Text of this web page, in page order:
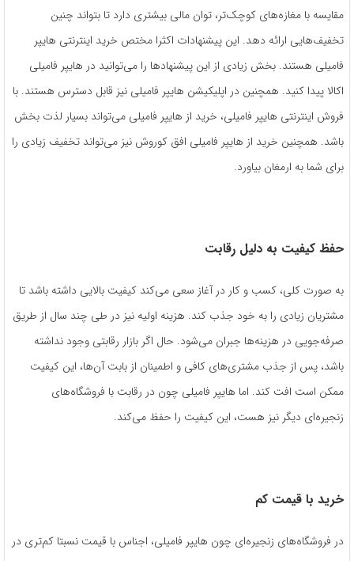
مقایسه با مغازه‌های کوچک‌تر، توان مالی بیشتری دارد تا بتواند چنین
تخفیف‌هایی ارائه دهد. این پیشنهادات اکثرا مختص خرید اینترنتی هایپر
فامیلی هستند. بخش زیادی از این پیشنهادها را می‌توانید در هایپر فامیلی
اکالا پیدا کنید. همچنین در اپلیکیشن هایپر فامیلی نیز قابل دسترس هستند. با
فروش اینترنتی هایپر فامیلی، خرید از هایپر فامیلی می‌تواند بسیار لذت بخش
باشد. همچنین خرید از هایپر فامیلی افق کوروش نیز می‌تواند تخفیف زیادی را
برای شما به ارمغان بیاورد.
حفظ کیفیت به دلیل رقابت
به صورت کلی، کسب و کار در آغاز سعی می‌کند کیفیت بالایی داشته باشد تا
مشتریان زیادی را به خود جذب کند. هزینه اولیه نیز در طی چند سال از طریق
صرفه‌جویی در هزینه‌ها جبران می‌شود. حال اگر بازار رقابتی وجود نداشته
باشد، پس از جذب مشتری‌های کافی و اطمینان از بابت آن‌ها، این کیفیت
ممکن است افت کند. اما هایپر فامیلی چون در رقابت با فروشگاه‌های
زنجیره‌ای دیگر نیز هست، این کیفیت را حفظ می‌کند.
خرید با قیمت کم
در فروشگاه‌‌های زنجیره‌‌ای چون هایپر فامیلی، اجناس با قیمت نسبتا کم‌تری در